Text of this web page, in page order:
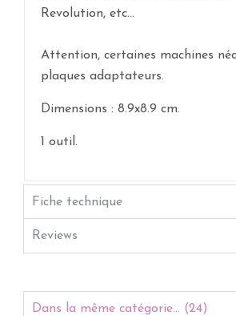
Revolution, etc...
Attention, certaines machines
plaques adaptateurs.
Dimensions : 8.9x8.9 cm.
1 outil.
Fiche technique
Reviews
Dans la même catégorie... (24)